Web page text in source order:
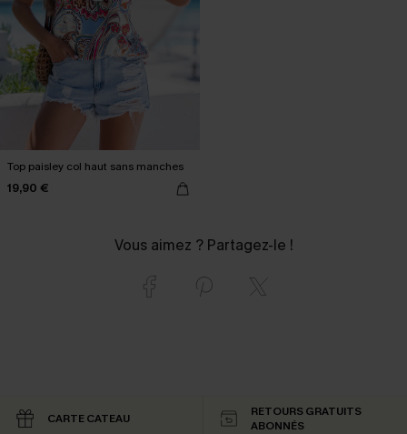
Top paisley col haut sans manches
19,90 €
Vous aimez ? Partagez-le !
CARTE CATEAU
RETOURS GRATUITS
ABONNÉS